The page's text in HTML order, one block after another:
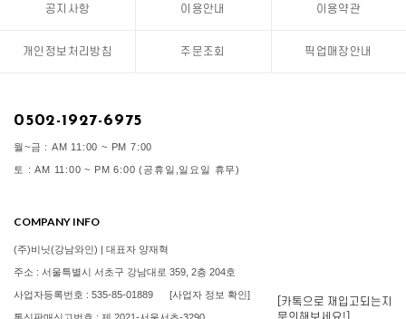
공지사항 이용안내 이용약관
개인정보처리방침 주문조회 픽업매장안내
0502-1927-6975
월~금 : AM 11:00 ~ PM 7:00
토 : AM 11:00 ~ PM 6:00 (공휴일,일요일 휴무)
COMPANY INFO
(주)비닛(강남와인) | 대표자 양재혁
주소 : 서울특별시 서초구 강남대로 359, 2층 204호
사업자등록번호 : 535-85-01889 [사업자 정보 확인]
[카톡으로 재입고되는지